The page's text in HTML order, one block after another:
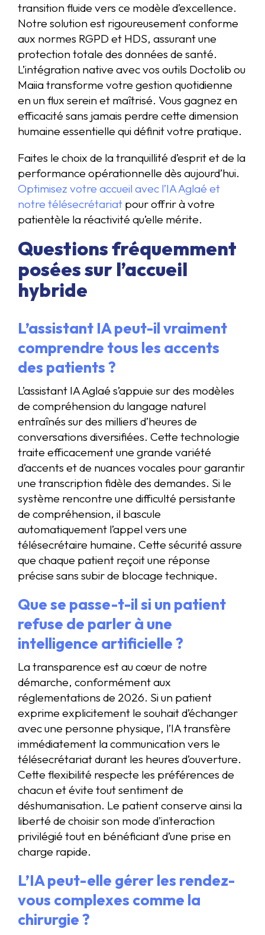
transition fluide vers ce modèle d’excellence.
Notre solution est rigoureusement conforme
aux normes RGPD et HDS, assurant une
protection totale des données de santé.
L’intégration native avec vos outils Doctolib ou
Maiia transforme votre gestion quotidienne
en un flux serein et maîtrisé. Vous gagnez en
efficacité sans jamais perdre cette dimension
humaine essentielle qui définit votre pratique.
Faites le choix de la tranquillité d’esprit et de la
performance opérationnelle dès aujourd’hui.
Optimisez votre accueil avec l’IA Aglaé et
notre télésecrétariat pour offrir à votre
patientèle la réactivité qu’elle mérite.
Questions fréquemment
posées sur l’accueil
hybride
L’assistant IA peut-il vraiment
comprendre tous les accents
des patients ?
L’assistant IA Aglaé s’appuie sur des modèles
de compréhension du langage naturel
entraînés sur des milliers d’heures de
conversations diversifiées. Cette technologie
traite efficacement une grande variété
d’accents et de nuances vocales pour garantir
une transcription fidèle des demandes. Si le
système rencontre une difficulté persistante
de compréhension, il bascule
automatiquement l’appel vers une
télésecrétaire humaine. Cette sécurité assure
que chaque patient reçoit une réponse
précise sans subir de blocage technique.
Que se passe-t-il si un patient
refuse de parler à une
intelligence artificielle ?
La transparence est au cœur de notre
démarche, conformément aux
réglementations de 2026. Si un patient
exprime explicitement le souhait d’échanger
avec une personne physique, l’IA transfère
immédiatement la communication vers le
télésecrétariat durant les heures d’ouverture.
Cette flexibilité respecte les préférences de
chacun et évite tout sentiment de
déshumanisation. Le patient conserve ainsi la
liberté de choisir son mode d’interaction
privilégié tout en bénéficiant d’une prise en
charge rapide.
L’IA peut-elle gérer les rendez-
vous complexes comme la
chirurgie ?